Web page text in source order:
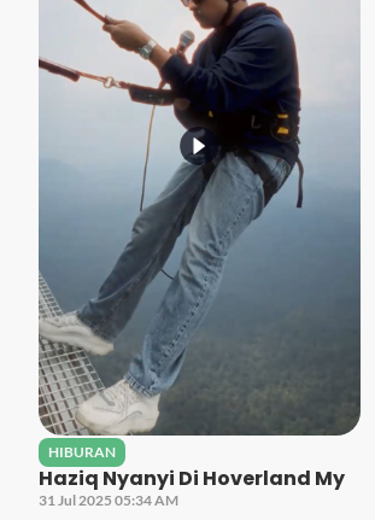
HIBURAN
Haziq Nyanyi Di Hoverland My
31 Jul 2025 05:34 AM